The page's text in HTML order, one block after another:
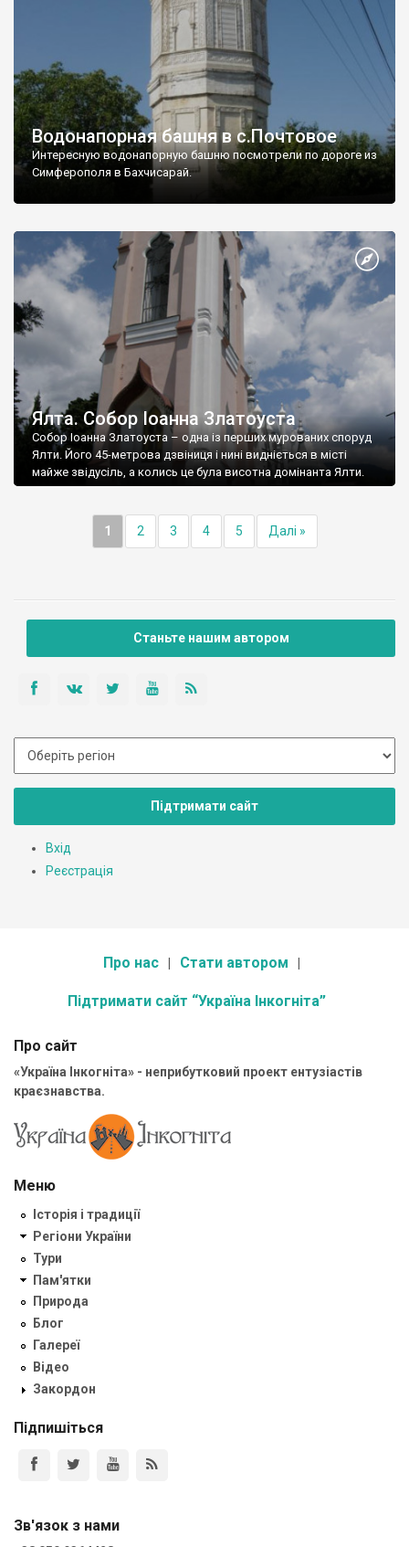
Водонапорная башня в с.Почтовое
Интересную водонапорную башню посмотрели по дороге из
Симферополя в Бахчисарай.
Ялта. Собор Іоанна Златоуста
Собор Іоанна Златоуста – одна із перших мурованих споруд
Ялти. Його 45-метрова дзвіниця і нині видніється в місті
майже звідусіль, а колись це була висотна домінанта Ялти.
1 2 3 4 5 Далі »
Станьте нашим автором
Підтримати сайт
Вхід
Реєстрація
Про нас Стати автором
Підтримати сайт “Україна Інкогніта”
Про сайт
«Україна Інкогніта» - неприбутковий проект ентузіастів
краєзнавства.
Меню
Історія і традиції
Регіони України
Тури
Пам'ятки
Природа
Блог
Галереї
Відео
Закордон
Підпишіться
Зв'язок з нами